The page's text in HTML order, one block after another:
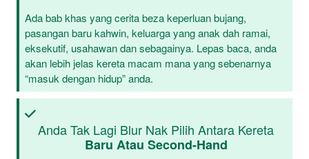
Ada bab khas yang cerita beza keperluan bujang,
pasangan baru kahwin, keluarga yang anak dah ramai,
eksekutif, usahawan dan sebagainya. Lepas baca, anda
akan lebih jelas kereta macam mana yang sebenarnya
“masuk dengan hidup” anda.
Anda Tak Lagi Blur Nak Pilih Antara Kereta
Baru Atau Second-Hand